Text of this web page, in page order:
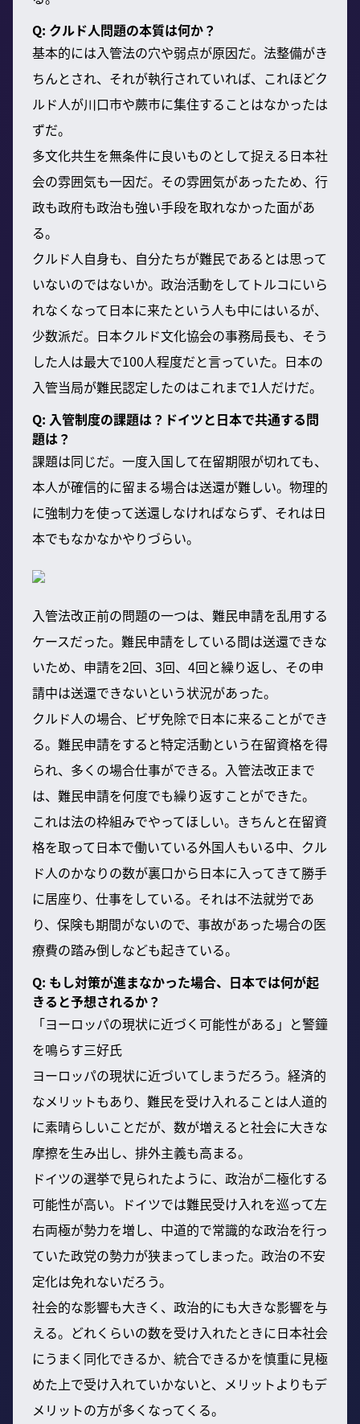
Q: クルド人問題の本質は何か？
基本的には入管法の穴や弱点が原因だ。法整備がき
ちんとされ、それが執行されていれば、これほどク
ルド人が川口市や蕨市に集住することはなかったは
ずだ。
多文化共生を無条件に良いものとして捉える日本社
会の雰囲気も一因だ。その雰囲気があったため、行
政も政府も政治も強い手段を取れなかった面があ
る。
クルド人自身も、自分たちが難民であるとは思って
いないのではないか。政治活動をしてトルコにいら
れなくなって日本に来たという人も中にはいるが、
少数派だ。日本クルド文化協会の事務局長も、そう
した人は最大で100人程度だと言っていた。日本の
入管当局が難民認定したのはこれまで1人だけだ。
Q: 入管制度の課題は？ドイツと日本で共通する問
題は？
課題は同じだ。一度入国して在留期限が切れても、
本人が確信的に留まる場合は送還が難しい。物理的
に強制力を使って送還しなければならず、それは日
本でもなかなかやりづらい。
入管法改正前の問題の一つは、難民申請を乱用する
ケースだった。難民申請をしている間は送還できな
いため、申請を2回、3回、4回と繰り返し、その申
請中は送還できないという状況があった。
クルド人の場合、ビザ免除で日本に来ることができ
る。難民申請をすると特定活動という在留資格を得
られ、多くの場合仕事ができる。入管法改正まで
は、難民申請を何度でも繰り返すことができた。
これは法の枠組みでやってほしい。きちんと在留資
格を取って日本で働いている外国人もいる中、クル
ド人のかなりの数が裏口から日本に入ってきて勝手
に居座り、仕事をしている。それは不法就労であ
り、保険も期間がないので、事故があった場合の医
療費の踏み倒しなども起きている。
Q: もし対策が進まなかった場合、日本では何が起
きると予想されるか？
「ヨーロッパの現状に近づく可能性がある」と警鐘
を鳴らす三好氏
ヨーロッパの現状に近づいてしまうだろう。経済的
なメリットもあり、難民を受け入れることは人道的
に素晴らしいことだが、数が増えると社会に大きな
摩擦を生み出し、排外主義も高まる。
ドイツの選挙で見られたように、政治が二極化する
可能性が高い。ドイツでは難民受け入れを巡って左
右両極が勢力を増し、中道的で常識的な政治を行っ
ていた政党の勢力が狭まってしまった。政治の不安
定化は免れないだろう。
社会的な影響も大きく、政治的にも大きな影響を与
える。どれくらいの数を受け入れたときに日本社会
にうまく同化できるか、統合できるかを慎重に見極
めた上で受け入れていかないと、メリットよりもデ
メリットの方が多くなってくる。